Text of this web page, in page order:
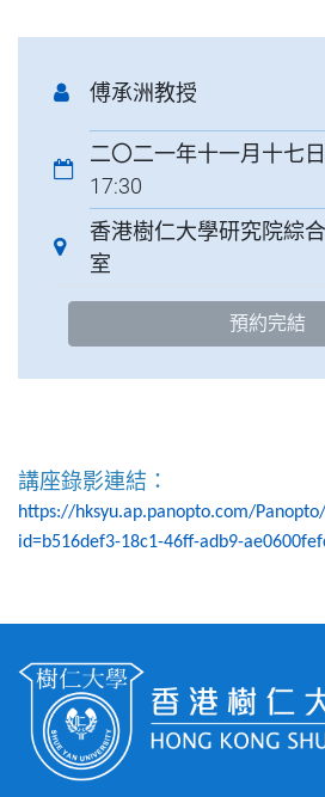
傅承洲教授
二〇二一年十一月十七
17:30
香港樹仁大學研究院綜
室
預約完結
講座錄影連結：
https://hksyu.ap.panopto.com/
id=b516def3-18c1-46ff-adb9-